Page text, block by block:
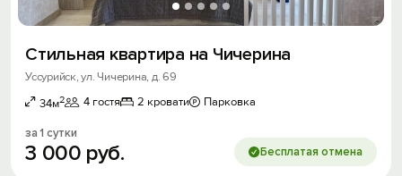
Стильная квартира на Чичерина
Уссурийск, ул. Чичерина, д. 69
34м2 4 гостя 2 кровати Парковка
за 1 сутки
3 000 руб. Бесплатая отмена